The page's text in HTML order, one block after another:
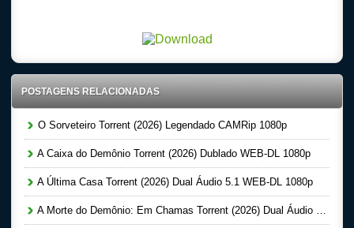
POSTAGENS RELACIONADAS
O Sorveteiro Torrent (2026) Legendado CAMRip 1080p
A Caixa do Demônio Torrent (2026) Dublado WEB-DL 1080p
A Última Casa Torrent (2026) Dual Áudio 5.1 WEB-DL 1080p
A Morte do Demônio: Em Chamas Torrent (2026) Dual Áudio WEB-DL 720p | 1080p